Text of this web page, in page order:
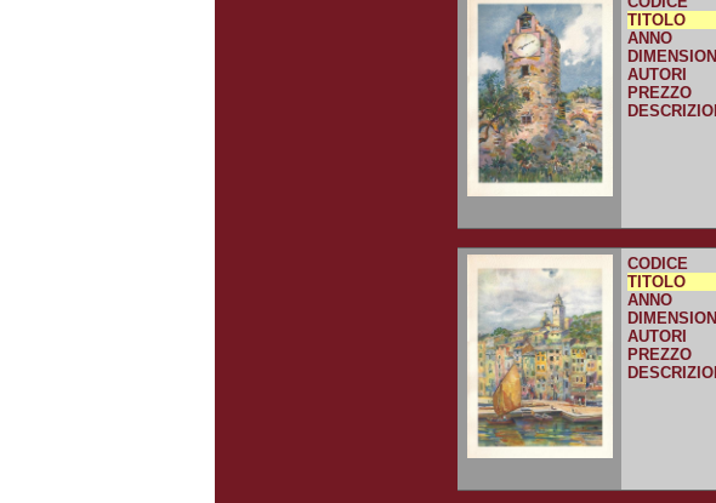
TITOLO
ANNO
AUTORI
PREZZO
CODICE
TITOLO
ANNO
AUTORI
PREZZO